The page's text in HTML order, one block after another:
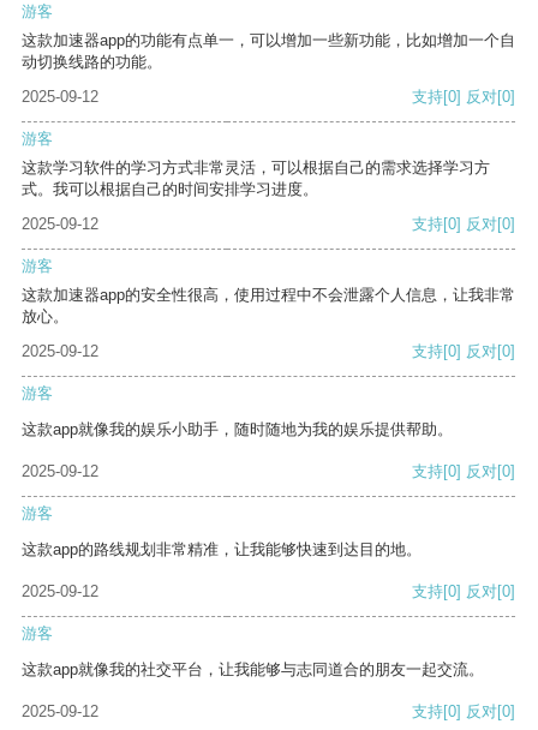
游客
这款加速器app的功能有点单一，可以增加一些新功能，比如增加一个自
动切换线路的功能。
2025-09-12
支持[0] 反对[0]
游客
这款学习软件的学习方式非常灵活，可以根据自己的需求选择学习方
式。我可以根据自己的时间安排学习进度。
2025-09-12
支持[0] 反对[0]
游客
这款加速器app的安全性很高，使用过程中不会泄露个人信息，让我非常
放心。
2025-09-12
支持[0] 反对[0]
游客
这款app就像我的娱乐小助手，随时随地为我的娱乐提供帮助。
2025-09-12 支持[0] 反对[0]
游客
这款app的路线规划非常精准，让我能够快速到达目的地。
2025-09-12 支持[0] 反对[0]
游客
这款app就像我的社交平台，让我能够与志同道合的朋友一起交流。
2025-09-12 支持[0] 反对[0]